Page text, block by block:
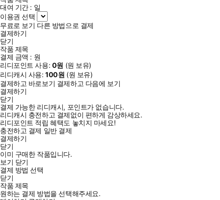
대여 기간 : 일
이용권 선택
무료로 보기 다른 방법으로 결제
결제하기
닫기
작품 제목
결제 금액 : 원
리디포인트 사용: 0원 (원 보유)
리디캐시 사용:100원 (원 보유)
결제하고 바로보기 결제하고 다음에 보기
결제하기
닫기
결제 가능한 리디캐시, 포인트가 없습니다.
리디캐시 충전하고 결제없이 편하게 감상하세요.
리디포인트 적립 혜택도 놓치지 마세요!
충전하고 결제 일반 결제
결제하기
닫기
이미 구매한 작품입니다.
보기 닫기
결제 방법 선택
닫기
작품 제목
원하는 결제 방법을 선택해주세요.